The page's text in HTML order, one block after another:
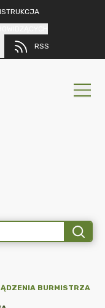
RSS
BURMISTRZA